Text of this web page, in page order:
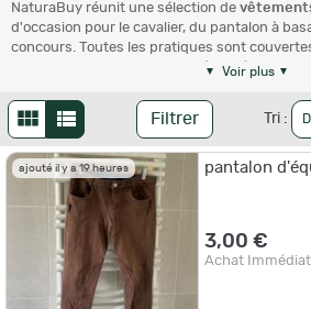
NaturaBuy réunit une sélection de
d'occasion pour le cavalier, du pantalon à
concours. Toutes les pratiques sont
dressage, de la balade en extérieur à
en enchères comme en achat immédiat.
matières et les tailles pour vous équiper à
le rayon cavalier et le détail de nos pantalons
permet d'accéder à des pièces de marque à
occasionnel comme pour le compétiteur
Les vêtements
Monter à cheval demande une tenue à la fois
base, on trouve un pantalon ou une culotte à
Voir plus
Filtrer Tri :
ajouté il y a 19 heures pantalon
3,00 €
Achat Immédiat